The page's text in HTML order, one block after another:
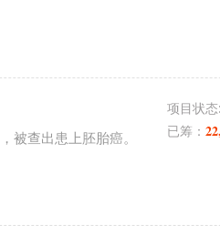
查出患上胚胎癌。
项目状态:
已筹：